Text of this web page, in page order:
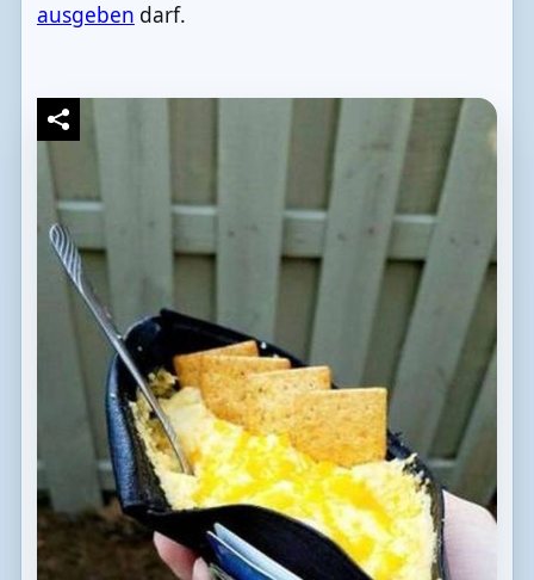
ausgeben darf.